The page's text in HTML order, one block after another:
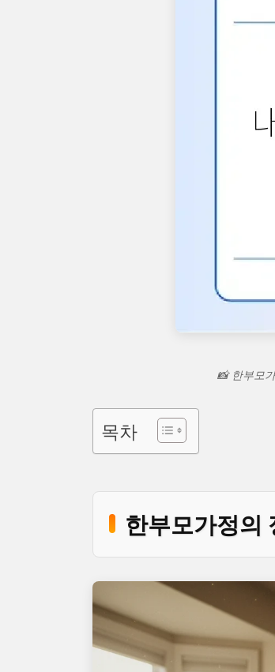
📸 한부모
목차
한부모가정의